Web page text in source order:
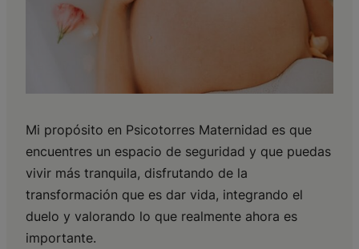
Mi propósito en Psicotorres Maternidad es que
encuentres un espacio de seguridad y que puedas
vivir más tranquila, disfrutando de la
transformación que es dar vida, integrando el
duelo y valorando lo que realmente ahora es
importante.